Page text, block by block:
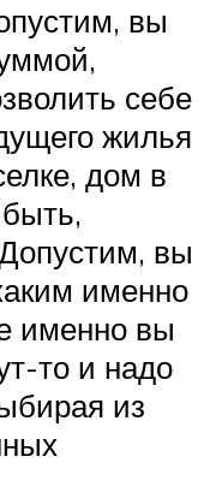
вы
себе
жилья
дом в
вы
именно
именно вы
то и надо
из